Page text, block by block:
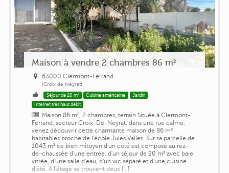
Maison à vendre 2 chambres 86 m²
63000 Clermont-Ferrand
(Croix de Neyrat)
Séjour de 20 m² Cuisine américaine
Jardin
Internet très haut débit
Maison 86 m², 2 chambres, terrain Située à Clermont-
Ferrand, secteur Croix-De-Neyrat, dans une rue calme,
venez découvrir cette charmante maison de 86 m²
habitables proche de l'école Jules Valles. Sur sa parcelle de
1043 m² ce bien mitoyen d'un coté est composé au rez-
de-chaussée d'une entrée, d'un séjour de 20 m² avec baie
vitrée, d'une salle d'eau, d'un wc séparé et d'une cuisine
d'été. A l'étage se trouvent deux [...]